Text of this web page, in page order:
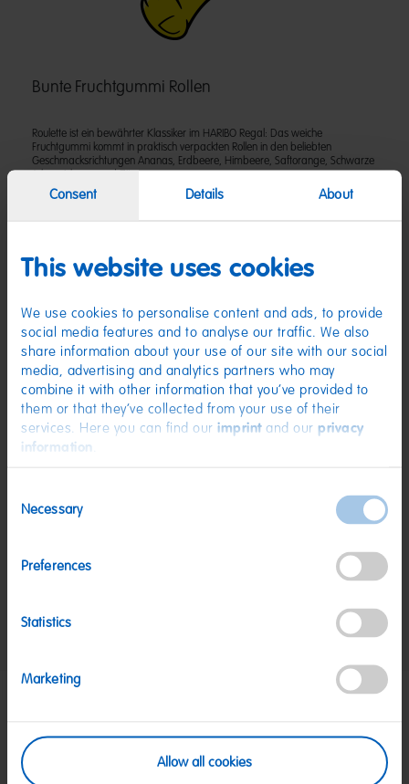
Consent Details About
This website uses cookies
We use cookies to personalise content and ads, to provide
social media features and to analyse our traffic. We also
share information about your use of our site with our social
media, advertising and analytics partners who may
combine it with other information that you’ve provided to
them or that they’ve collected from your use of their
services. Here you can find our imprintand our privacy
information
Selection
Necessary
Preferences
Statistics
Marketing
Allow all cookies
Bunte Fruchtgummi Rollen
Roulette ist ein bewährter Klassiker im HARIBO Regal: Das weiche
Fruchtgummi kommt in praktisch verpackten Rollen in den beliebten
Geschmacksrichtungen Ananas, Erdbeere, Himbeere, Saftorange, Schwarze
Säuerungsmittel: Citronensäure; Sonnenblumenöl; Frucht- und
Anthocyane; Überzugsmittel: Bienenwachs weiß und gelb. Kann Spuren
von MILCH, WEIZEN enthalten.
Nährwerte
Nährwerte pro 100 g
1459 kJ/343 kcal
Fett:
Kohlenhydrate:
Eiweiß:
SICHERE ZAHLUNG